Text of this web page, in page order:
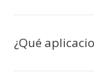
¿Qué